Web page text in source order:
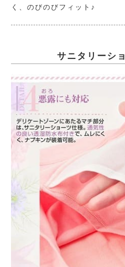
く、のびのびフィット♪
サニタリーシ